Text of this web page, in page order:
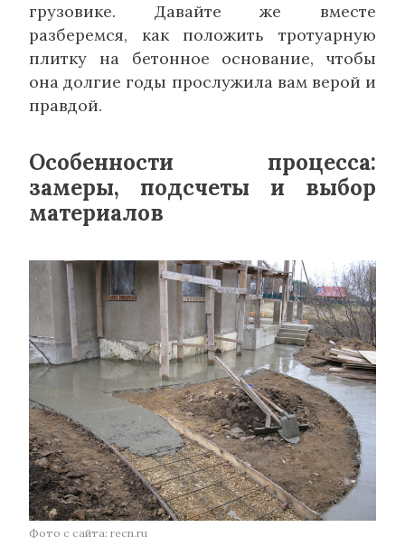
грузовике. Давайте же вместе
разберемся, как положить тротуарную
плитку на бетонное основание, чтобы
она долгие годы прослужила вам верой и
правдой.
Особенности процесса:
замеры, подсчеты и выбор
материалов
Фото с сайта: recn.ru